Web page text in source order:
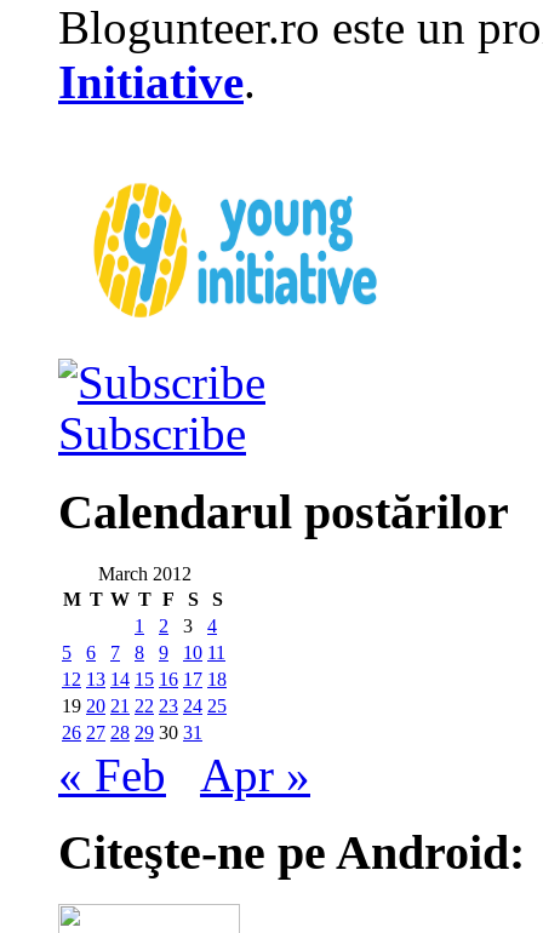
Blogunteer.ro este un
Initiative.
Subscribe
Calendarul postărilor
March 2012
M T W T F S
S
1
2 3
4
5
6 7 8 9 10 11
12 13 14 15 16 17 18
19 20 21 22 23 24 25
26 27 28 29 30 31
« Feb Apr »
Citeşte-ne pe Android: